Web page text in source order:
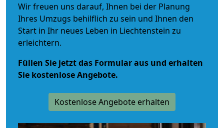
Wir freuen uns darauf, Ihnen bei der Planung
Ihres Umzugs behilflich zu sein und Ihnen den
Start in Ihr neues Leben in Liechtenstein zu
erleichtern.
Füllen Sie jetzt das Formular aus und erhalten
Sie kostenlose Angebote.
Kostenlose Angebote erhalten